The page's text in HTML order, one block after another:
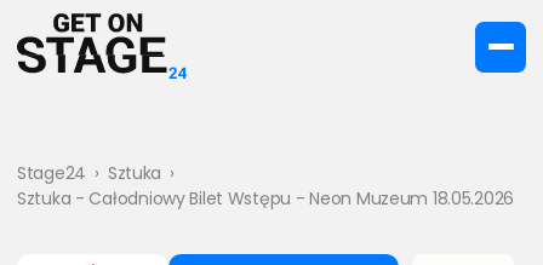
Stage24 › Sztuka ›
Sztuka - Całodniowy Bilet Wstępu - Neon Muzeum 18.05.2026